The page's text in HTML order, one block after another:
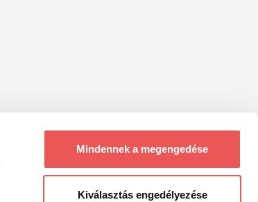
Mindennek a megengedése
Kiválasztás engedélyezése